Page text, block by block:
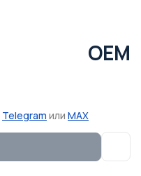
OEM
Telegram или MAX